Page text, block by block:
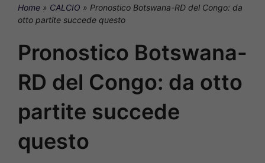
Home » CALCIO » Pronostico Botswana-RD del Congo: da
otto partite succede questo
Pronostico Botswana-
RD del Congo: da otto
partite succede
questo